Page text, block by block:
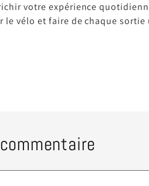
votre expérience
le vélo et faire de chaque